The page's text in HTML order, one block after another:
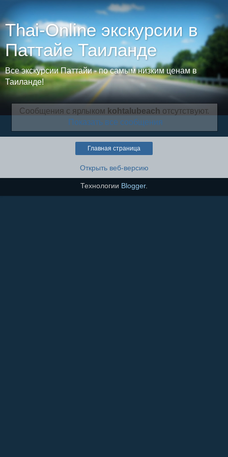
Thai-Online экскурсии в
Паттайе Таиланде
Все экскурсии Паттайи - по самым низким ценам в
Таиланде!
Сообщения с ярлыком kohtalubeach отсутствуют.
Показать все сообщения
Главная страница
Открыть веб-версию
Технологии Blogger.